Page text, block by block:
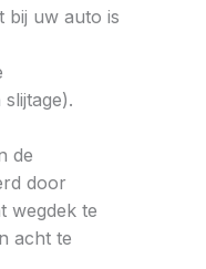
bij uw auto is
de
door
wegdek te
acht te